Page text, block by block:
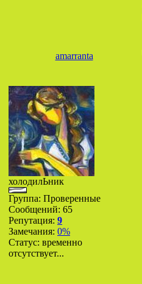
amarranta
холодилЬник
Группа: Проверенные
Сообщений: 65
Репутация: 9
Замечания: 0%
Статус: временно
отсутствует...